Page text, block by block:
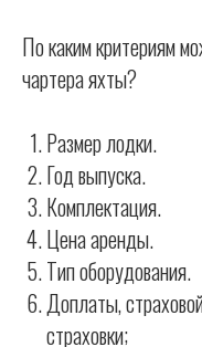
По каким критериям
чартера яхты?
Размер лодки.
Год выпуска.
Комплектация.
Цена аренды.
Тип оборудования.
Доплаты,
страховки;